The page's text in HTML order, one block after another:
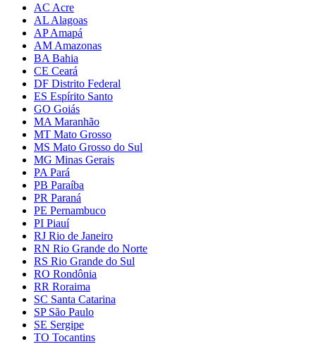
AC Acre
AL Alagoas
AP Amapá
AM Amazonas
BA Bahia
CE Ceará
DF Distrito Federal
ES Espírito Santo
GO Goiás
MA Maranhão
MT Mato Grosso
MS Mato Grosso do Sul
MG Minas Gerais
PA Pará
PB Paraíba
PR Paraná
PE Pernambuco
PI Piauí
RJ Rio de Janeiro
RN Rio Grande do Norte
RS Rio Grande do Sul
RO Rondônia
RR Roraima
SC Santa Catarina
SP São Paulo
SE Sergipe
TO Tocantins